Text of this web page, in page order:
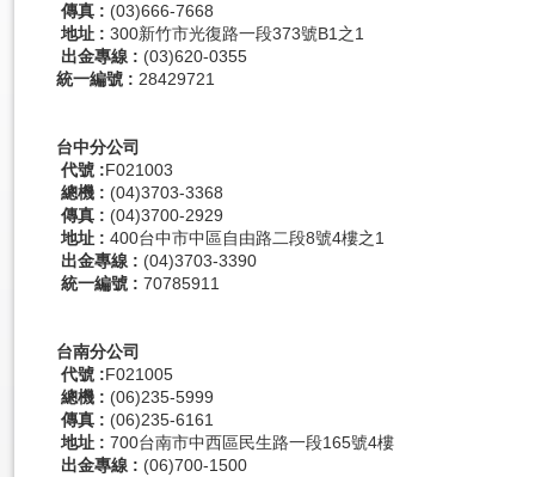
傳真 : (03)666-7668
地址 : 300新竹市光復路一段373號B1之1
出金專線 : (03)620-0355
統一編號 : 28429721
台中分公司
代號 :F021003
總機 : (04)3703-3368
傳真 : (04)3700-2929
地址 : 400台中市中區自由路二段8號4樓之1
出金專線 : (04)3703-3390
統一編號 : 70785911
台南分公司
代號 :F021005
總機 : (06)235-5999
傳真 : (06)235-6161
地址 : 700台南市中西區民生路一段165號4樓
出金專線 : (06)700-1500